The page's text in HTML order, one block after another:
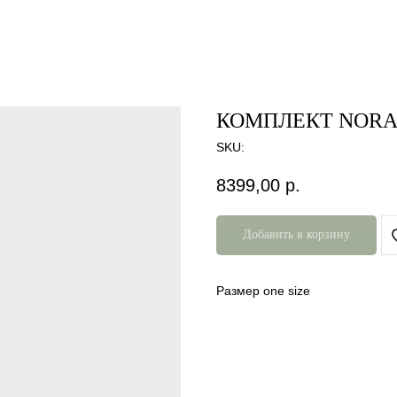
КОМПЛЕКТ NORA
SKU:
8399,00 р.
Добавить в корзину
Размер one size